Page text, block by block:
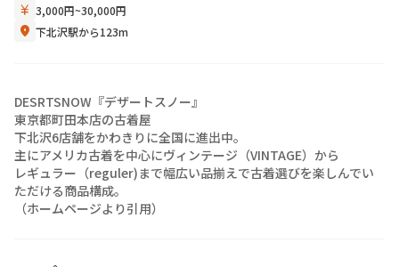
currency_yen 3,000円~30,000円
location_on 下北沢駅から123m
DESRTSNOW『デザートスノー』
東京都町田本店の古着屋
下北沢6店舗をかわきりに全国に進出中。
主にアメリカ古着を中心にヴィンテージ（VINTAGE）から
レギュラー（reguler)まで幅広い品揃えで古着選びを楽しんでい
ただける商品構成。
（ホームページより引用）